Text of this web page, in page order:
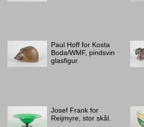
Paul Hoff for Kosta
Boda/WMF, pindsvin
glasfigur.
Josef Frank for
Reijmyre, stor skål.